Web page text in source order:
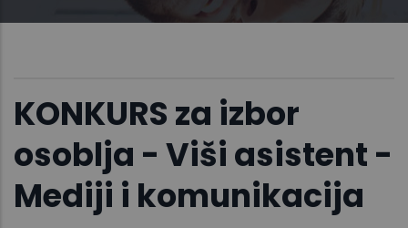
KONKURS za izbor
osoblja - Viši asistent -
Mediji i komunikacija